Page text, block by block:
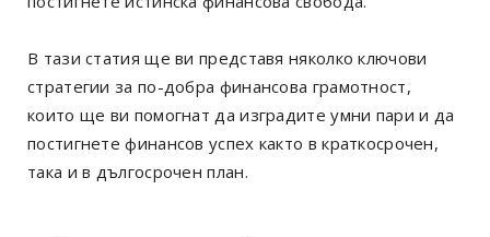
В тази статия ще ви представя няколко ключови
стратегии за по-добра финансова грамотност,
които ще ви помогнат да изградите умни пари и да
постигнете финансов успех както в краткосрочен,
така и в дългосрочен план.